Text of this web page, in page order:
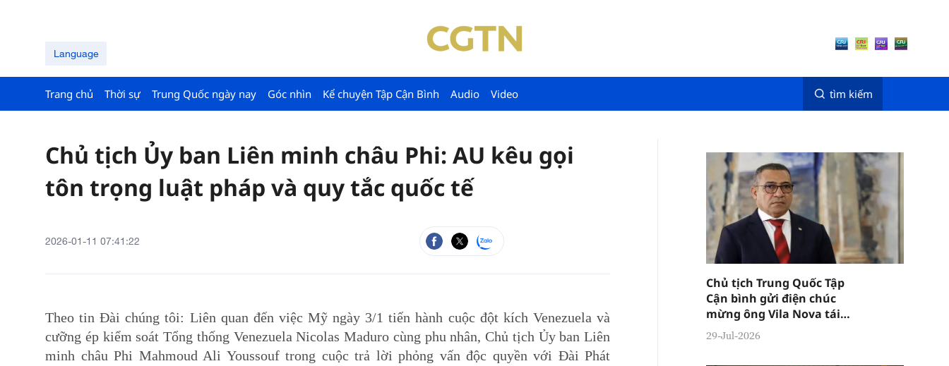
Language
Trang chủ Thời sự Trung Quốc ngày nay Góc nhìn Kể chuyện Tập Cận Bình Audio Video tìm kiếm
Chủ tịch Ủy ban Liên minh châu Phi: AU kêu gọi
tôn trọng luật pháp và quy tắc quốc tế
2026-01-11 07:41:22
Theo tin Đài chúng tôi: Liên quan đến việc Mỹ ngày 3/1 tiến hành cuộc đột kích Venezuela và
cưỡng ép kiểm soát Tổng thống Venezuela Nicolas Maduro cùng phu nhân, Chủ tịch Ủy ban Liên
minh châu Phi Mahmoud Ali Youssouf trong cuộc trả lời phỏng vấn độc quyền với Đài Phát
Chủ tịch Trung Quốc Tập
Cận bình gửi điện chúc
mừng ông Vila Nova tái
đắc cử Tổng thống Sao
29-Jul-2026